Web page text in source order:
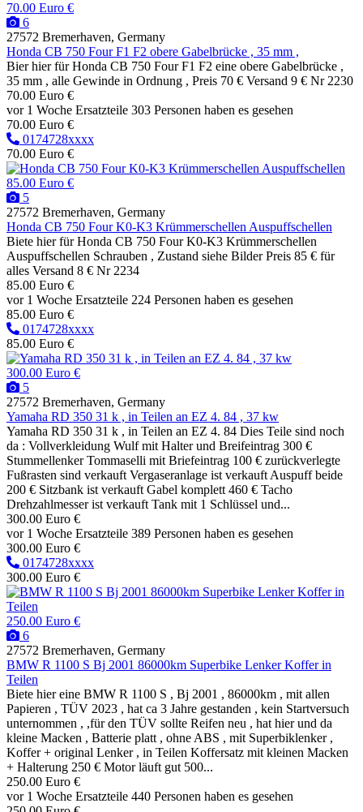
70.00 Euro €
6
27572 Bremerhaven, Germany
Honda CB 750 Four F1 F2 obere Gabelbrücke , 35 mm ,
Bier hier für Honda CB 750 Four F1 F2 eine obere Gabelbrücke ,
35 mm , alle Gewinde in Ordnung , Preis 70 € Versand 9 € Nr 2230
70.00 Euro €
vor 1 Woche Ersatzteile 303 Personen haben es gesehen
70.00 Euro €
0174728xxxx
70.00 Euro €
85.00 Euro €
5
27572 Bremerhaven, Germany
Honda CB 750 Four K0-K3 Krümmerschellen Auspuffschellen
Biete hier für Honda CB 750 Four K0-K3 Krümmerschellen
Auspuffschellen Schrauben , Zustand siehe Bilder Preis 85 € für
alles Versand 8 € Nr 2234
85.00 Euro €
vor 1 Woche Ersatzteile 224 Personen haben es gesehen
85.00 Euro €
0174728xxxx
85.00 Euro €
300.00 Euro €
5
27572 Bremerhaven, Germany
Yamaha RD 350 31 k , in Teilen an EZ 4. 84 , 37 kw
Yamaha RD 350 31 k , in Teilen an EZ 4. 84 Dies Teile sind noch
da : Vollverkleidung Wulf mit Halter und Breifeintrag 300 €
Stummellenker Tommaselli mit Briefeintrag 100 € zurückverlegte
Fußrasten sind verkauft Vergaseranlage ist verkauft Auspuff beide
200 € Sitzbank ist verkauft Gabel komplett 460 € Tacho
Drehzahlmesser ist verkauft Tank mit 1 Schlüssel und...
300.00 Euro €
vor 1 Woche Ersatzteile 389 Personen haben es gesehen
300.00 Euro €
0174728xxxx
300.00 Euro €
250.00 Euro €
6
27572 Bremerhaven, Germany
BMW R 1100 S Bj 2001 86000km Superbike Lenker Koffer in
Teilen
Biete hier eine BMW R 1100 S , Bj 2001 , 86000km , mit allen
Papieren , TÜV 2023 , hat ca 3 Jahre gestanden , kein Startversuch
unternommen , ,für den TÜV sollte Reifen neu , hat hier und da
kleine Macken , Batterie platt , ohne ABS , mit Superbiklenker ,
Koffer + original Lenker , in Teilen Koffersatz mit kleinen Macken
+ Halterung 250 € Motor läuft gut 500...
250.00 Euro €
vor 1 Woche Ersatzteile 440 Personen haben es gesehen